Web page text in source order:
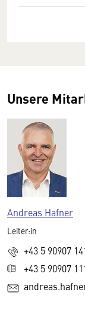
Unsere
Andreas Hafner
Leiter:in
+43 5 90907
+43 5 90907